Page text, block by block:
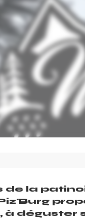
de la
à déguster